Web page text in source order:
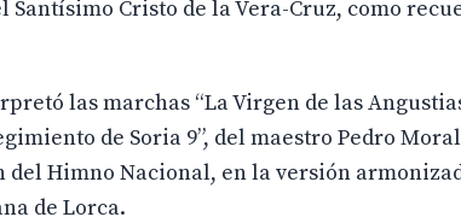
Cristo de la Vera-Cruz, como
las marchas “La Virgen de las
de Soria 9”, del maestro Pedro
Himno Nacional, en la versión
de Lorca.